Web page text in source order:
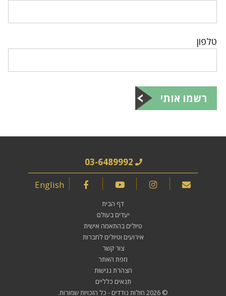
טלפון
רשמו אותי
03-6489992
English
דף הבית
יעדים בעולם
טיולים בהתאמה אישית
אירועים וטיולים לחברות
צור קשר
מפת האתר
הצהרת נגישות
תנאים כלליים
© 2026
חולות נודדים - כל הזכויות שמורות.